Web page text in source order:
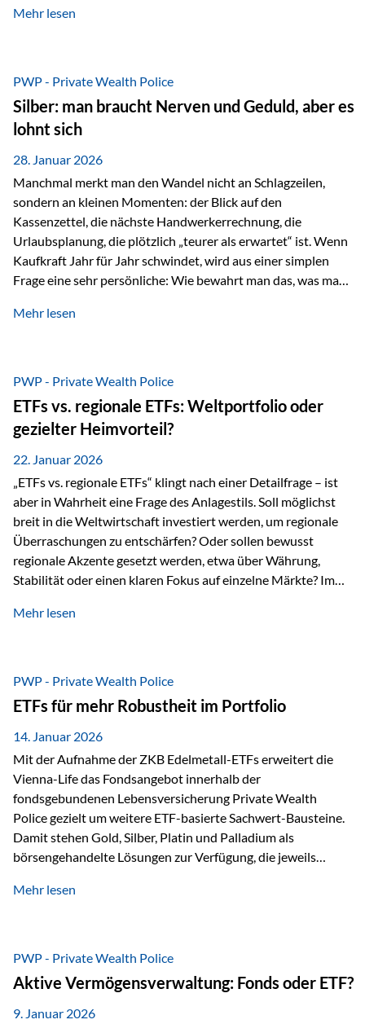
starken Anstiegen. Diese verändern jedoch nicht die
von geopolitischen Spannungen, einer stark ausgeweiteten
Geldmenge sowie strukturellen Verschiebungen an den
Kapitalmärkten geprägt ist, bleibt Gold ein bewährter Anker.
Nicht, weil…
Mehr lesen
PWP - Private Wealth Police
Silber: man braucht Nerven und Geduld, aber es
lohnt sich
28. Januar 2026
Manchmal merkt man den Wandel nicht an Schlagzeilen,
sondern an kleinen Momenten: der Blick auf den
Kassenzettel, die nächste Handwerkerrechnung, die
Urlaubsplanung, die plötzlich „teurer als erwartet“ ist. Wenn
Kaufkraft Jahr für Jahr schwindet, wird aus einer simplen
Frage eine sehr persönliche: Wie bewahrt man das, was man
Sachwerten mit einer Investition in Sachwerte zu
gerade dann, wenn Märkte nervös werden,…
Mehr lesen
PWP - Private Wealth Police
ETFs vs. regionale ETFs: Weltportfolio oder
gezielter Heimvorteil?
22. Januar 2026
„ETFs vs. regionale ETFs“ klingt nach einer Detailfrage – ist
aber in Wahrheit eine Frage des Anlagestils. Soll möglichst
breit in die Weltwirtschaft investiert werden, um regionale
Überraschungen zu entschärfen? Oder sollen bewusst
regionale Akzente gesetzt werden, etwa über Währung,
Stabilität oder einen klaren Fokus auf einzelne Märkte? Im
Wealth Police der Vienna-Life lassen sich beide Ansätze
Risikostreuung, Inflationsrobustheit und Stabilisierung. 1)
Die Philosophiefrage: breit oder bewusst? Global investieren
bedeutet: Das Portfolio bildet die Weltmärkte möglichst
breit ab, ohne die…
Mehr lesen
PWP - Private Wealth Police
ETFs für mehr Robustheit im Portfolio
14. Januar 2026
Mit der Aufnahme der ZKB Edelmetall-ETFs erweitert die
Vienna-Life das Fondsangebot innerhalb der
fondsgebundenen Lebensversicherung Private Wealth
Police gezielt um weitere ETF-basierte Sachwert-Bausteine.
Damit stehen Gold, Silber, Platin und Palladium als
börsengehandelte Lösungen zur Verfügung, die jeweils
dabei nicht auf einzelnen Marktmeinungen, sondern auf
Inflationsrobustheit und Stabilisierung – eingebettet in eine
liechtensteinische Versicherungsstruktur. Die
Sicherheitsarchitektur: Liechtenstein als Strukturprinzip Die
Private Wealth Police positioniert sich mit einer dreistufigen
Mehr lesen
PWP - Private Wealth Police
Aktive Vermögensverwaltung: Fonds oder ETF?
9. Januar 2026